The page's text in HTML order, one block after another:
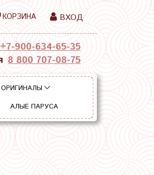
КОРЗИНА ВХОД
+7-900-634-65-35
8 800 707-08-75
АЛЫЕ ПАРУСА